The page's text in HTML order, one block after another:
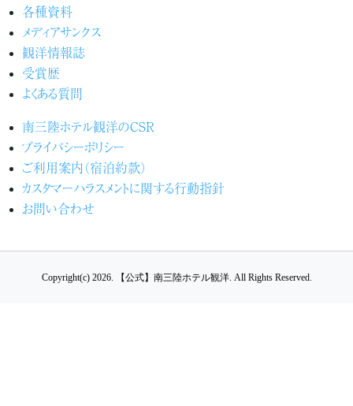
各種資料
メディアサンクス
観洋情報誌
受賞歴
よくある質問
南三陸ホテル観洋のCSR
プライバシーポリシー
ご利用案内（宿泊約款）
カスタマーハラスメントに関する行動指針
お問い合わせ
Copyright(c) 2026. 【公式】南三陸ホテル観洋. All Rights Reserved.